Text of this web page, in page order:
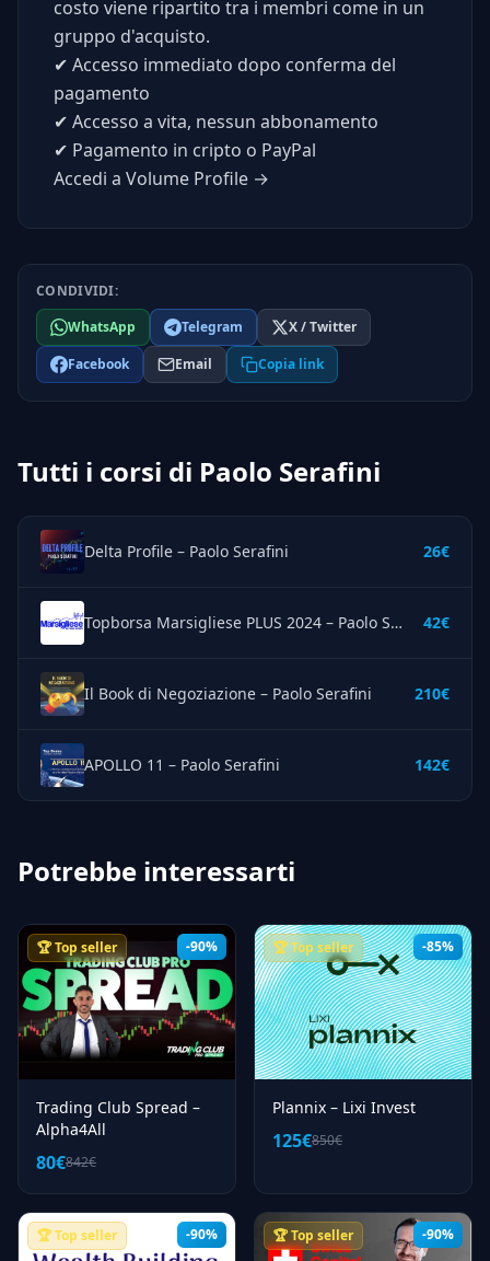
costo viene ripartito tra i membri come in un
gruppo d'acquisto.
✔ Accesso immediato dopo conferma del
pagamento
✔ Accesso a vita, nessun abbonamento
✔ Pagamento in cripto o PayPal
Accedi a Volume Profile →
CONDIVIDI:
WhatsApp
Telegram
X / Twitter
Facebook
Email Copia link
Tutti i corsi di Paolo Serafini
Delta Profile – Paolo Serafini 26€
Topborsa Marsigliese PLUS 2024 – Paolo Serafini 42€
Il Book di Negoziazione – Paolo Serafini 210€
APOLLO 11 – Paolo Serafini 142€
Potrebbe interessarti
-90%
🏆 Top seller
Trading Club Spread –
Alpha4All
80€842€
-85%
🏆 Top seller
Plannix – Lixi Invest
125€850€
-90%
🏆 Top seller -90%
🏆 Top seller